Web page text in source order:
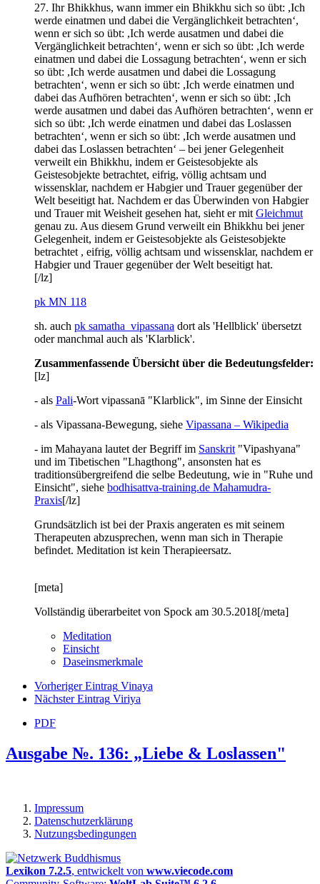
27. Ihr Bhikkhus, wann immer ein Bhikkhu sich so übt: ,Ich
werde einatmen und dabei die Vergänglichkeit betrachten‘,
wenn er sich so übt: ,Ich werde ausatmen und dabei die
Vergänglichkeit betrachten‘, wenn er sich so übt: ,Ich werde
einatmen und dabei die Lossagung betrachten‘, wenn er sich
so übt: ,Ich werde ausatmen und dabei die Lossagung
betrachten‘, wenn er sich so übt: ,Ich werde einatmen und
dabei das Aufhören betrachten‘, wenn er sich so übt: ,Ich
werde ausatmen und dabei das Aufhören betrachten‘, wenn er
sich so übt: ,Ich werde einatmen und dabei das Loslassen
betrachten‘, wenn er sich so übt: ,Ich werde ausatmen und
dabei das Loslassen betrachten‘ – bei jener Gelegenheit
verweilt ein Bhikkhu, indem er Geistesobjekte als
Geistesobjekte betrachtet, eifrig, völlig achtsam und
wissensklar, nachdem er Habgier und Trauer gegenüber der
Welt beseitigt hat. Nachdem er das Überwinden von Habgier
und Trauer mit Weisheit gesehen hat, sieht er mit Gleichmut
genau zu. Aus diesem Grund verweilt ein Bhikkhu bei jener
Gelegenheit, indem er Geistesobjekte als Geistesobjekte
betrachtet , eifrig, völlig achtsam und wissensklar, nachdem er
Habgier und Trauer gegenüber der Welt beseitigt hat.
[/lz]
pk MN 118
sh. auch pk samatha_vipassana dort als 'Hellblick' übersetzt
oder manchmal auch als 'Klarblick'.
Zusammenfassende Übersicht über die Bedeutungsfelder:
[lz]
- als Pali-Wort vipassanā "Klarblick", im Sinne der Einsicht
- als Vipassana-Bewegung, siehe Vipassana – Wikipedia
- im Mahayana lautet der Begriff im Sanskrit "Vipashyana"
und im Tibetischen "Lhagthong", ansonsten hat es
traditionsübergreifend die selbe Bedeutung, wie in "Ruhe und
Einsicht", siehe bodhisattva-training.de Mahamudra-
Praxis[/lz]
Grundsätzlich ist bei der Praxis angeraten es mit seinem
Therapeuten abzusprechen, wenn man sich in Therapie
befindet. Meditation ist kein Therapieersatz.
[meta]
Vollständig überarbeitet von Spock am 30.5.2018[/meta]
Meditation
Einsicht
Daseinsmerkmale
Vorheriger Eintrag Vinaya
Nächster Eintrag Viriya
PDF
Ausgabe №. 136: „Liebe & Loslassen"
Impressum
Datenschutzerklärung
Nutzungsbedingungen
Lexikon 7.2.5, entwickelt von www.viecode.com